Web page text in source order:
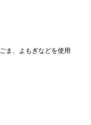
ま、よもぎなどを使用